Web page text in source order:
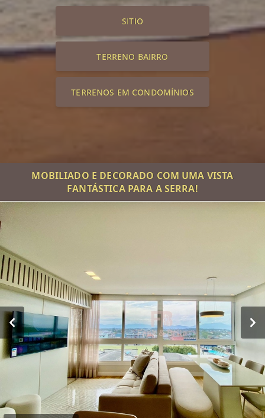
SITIO
TERRENO BAIRRO
TERRENOS EM CONDOMÍNIOS
MOBILIADO E DECORADO COM UMA VISTA
FANTÁSTICA PARA A SERRA!